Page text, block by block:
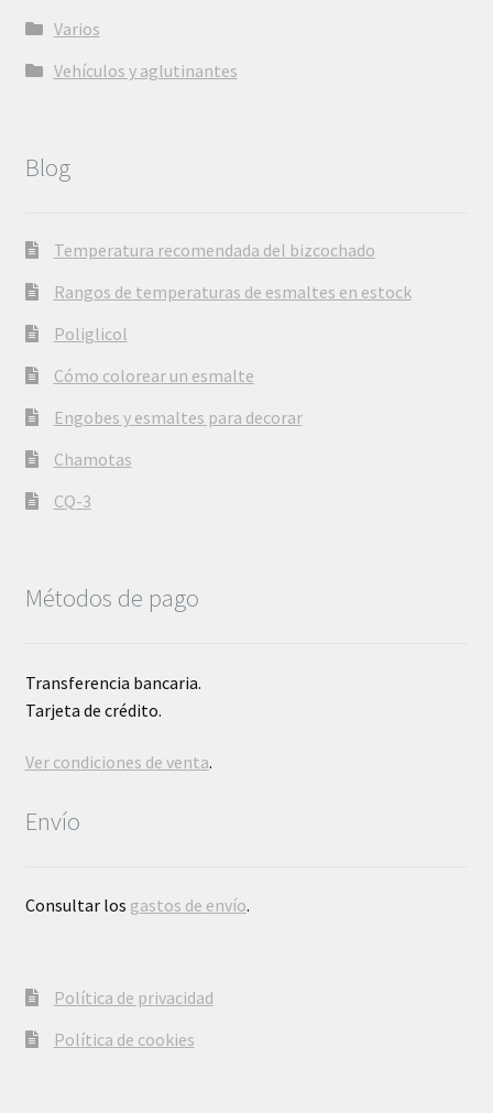
Varios
Vehículos y aglutinantes
Blog
Temperatura recomendada del bizcochado
Rangos de temperaturas de esmaltes en estock
Poliglicol
Cómo colorear un esmalte
Engobes y esmaltes para decorar
Chamotas
CQ-3
Métodos de pago
Transferencia bancaria.
Tarjeta de crédito.
Ver condiciones de venta.
Envío
Consultar los gastos de envío.
Política de privacidad
Política de cookies